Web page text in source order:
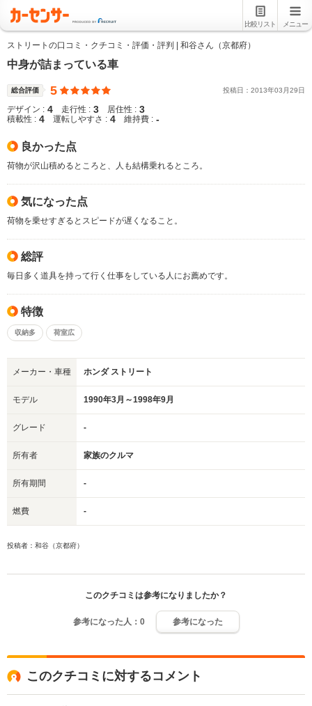
比較リスト メニュー
ストリートの口コミ・クチコミ・評価・評判 | 和谷さん（京都府）
中身が詰まっている車
総合評価 5 投稿日： 2013年03 月29日
デザイン : 4 走行性 : 3 居住性 : 3
積載性 : 4 運転しやすさ : 4 維持費 : -
良かった点
荷物が沢山積めるところと、人も結構乗れるところ。
気になった点
荷物を乗せすぎるとスピードが遅くなること。
総評
毎日多く道具を持って行く仕事をしている人にお薦めです。
特徴
収納多 荷室広
メーカー・車種 ホンダ ストリート
モデル 1990年3月～1998年9月
グレード -
所有者 家族のクルマ
所有期間 -
燃費 -
投稿者：和谷（京都府）
このクチコミは参考になりましたか？
参考になった人： 0 参考になった
このクチコミに対するコメント